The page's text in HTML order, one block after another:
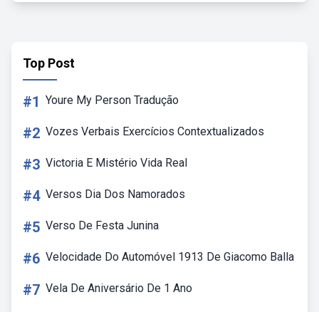
Top Post
#1 Youre My Person Tradução
#2 Vozes Verbais Exercícios Contextualizados
#3 Victoria E Mistério Vida Real
#4 Versos Dia Dos Namorados
#5 Verso De Festa Junina
#6 Velocidade Do Automóvel 1913 De Giacomo Balla
#7 Vela De Aniversário De 1 Ano